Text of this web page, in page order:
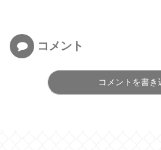
コメント
コメントを書き